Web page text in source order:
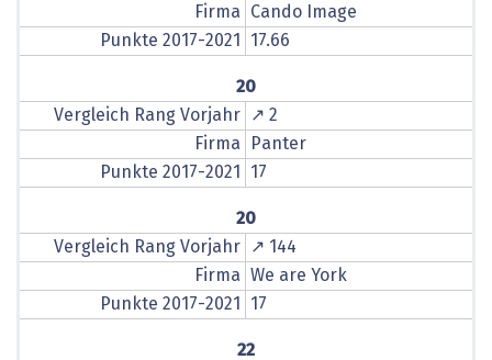
Firma
Cando Image
Punkte 2017-2021
17.66
20
Vergleich Rang Vorjahr
↗ 2
Firma
Panter
Punkte 2017-2021
17
20
Vergleich Rang Vorjahr
↗ 144
Firma
We are York
Punkte 2017-2021
17
22